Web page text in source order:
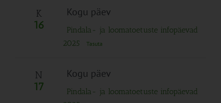
K
16
Kogu päev
Pindala- ja loomatoetuste infopäevad
2025
Tasuta
N
17
Kogu päev
Pindala- ja loomatoetuste infopäevad